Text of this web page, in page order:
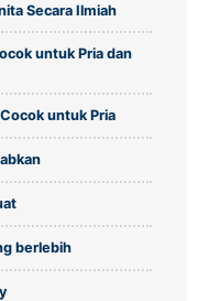
Secara Ilmiah
untuk Pria dan
untuk Pria
berlebih